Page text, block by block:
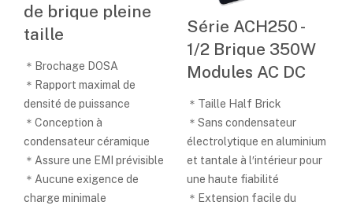
de brique pleine
taille
＊Brochage DOSA
＊Rapport maximal de
densité de puissance
＊Conception à
condensateur céramique
＊Assure une EMI prévisible
＊Aucune exigence de
charge minimale
Série ACH250 -
1/2 Brique 350W
Modules AC DC
＊Taille Half Brick
＊Sans condensateur
électrolytique en aluminium
et tantale à l′intérieur pour
une haute fiabilité
＊Extension facile du